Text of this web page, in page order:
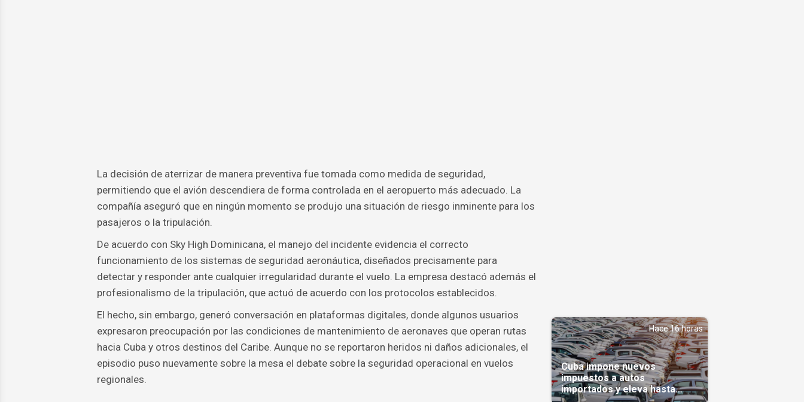
La decisión de aterrizar de manera preventiva fue tomada como medida de seguridad,
permitiendo que el avión descendiera de forma controlada en el aeropuerto más adecuado. La
compañía aseguró que en ningún momento se produjo una situación de riesgo inminente para los
pasajeros o la tripulación.
De acuerdo con Sky High Dominicana, el manejo del incidente evidencia el correcto
funcionamiento de los sistemas de seguridad aeronáutica, diseñados precisamente para
detectar y responder ante cualquier irregularidad durante el vuelo. La empresa destacó además el
profesionalismo de la tripulación, que actuó de acuerdo con los protocolos establecidos.
El hecho, sin embargo, generó conversación en plataformas digitales, donde algunos usuarios
expresaron preocupación por las condiciones de mantenimiento de aeronaves que operan rutas
hacia Cuba y otros destinos del Caribe. Aunque no se reportaron heridos ni daños adicionales, el
episodio puso nuevamente sobre la mesa el debate sobre la seguridad operacional en vuelos
regionales.
Hace 16 horas
Cuba impone nuevos
impuestos a autos
importados y eleva hasta